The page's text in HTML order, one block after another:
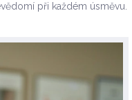
při každém úsměvu.